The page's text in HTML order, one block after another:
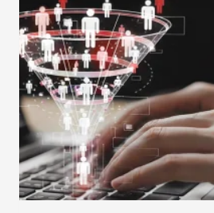
:
L’IMPACT
DE
L’IA
EN
2026